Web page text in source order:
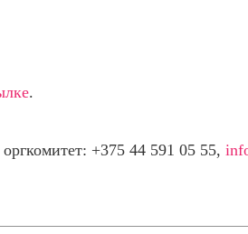
.
+375 44 591 05 55,